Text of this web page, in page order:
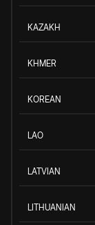
KAZAKH
KHMER
KOREAN
LAO
LATVIAN
LITHUANIAN